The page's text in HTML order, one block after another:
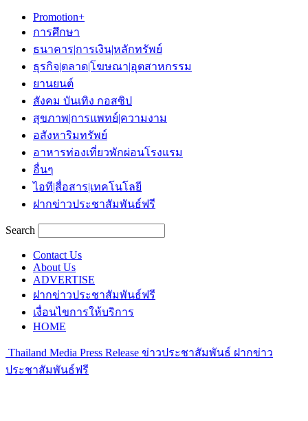
Promotion+
การศึกษา
ธนาคาร|การเงิน|หลักทรัพย์
ธุรกิจ|ตลาด|โฆษณา|อุตสาหกรรม
ยานยนต์
สังคม บันเทิง กอสซิป
สุขภาพ|การแพทย์|ความงาม
อสังหาริมทรัพย์
อาหารท่องเที่ยวพักผ่อนโรงแรม
อื่นๆ
ไอที|สื่อสาร|เทคโนโลยี
ฝากข่าวประชาสัมพันธ์ฟรี
Search
Contact Us
About Us
ADVERTISE
ฝากข่าวประชาสัมพันธ์ฟรี
เงื่อนไขการให้บริการ
HOME
Thailand Media Press Release ข่าวประชาสัมพันธ์ ฝากข่าว
ประชาสัมพันธ์ฟรี